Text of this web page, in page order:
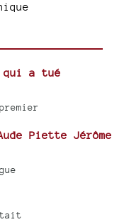
qui a tué
Piette Jérôme